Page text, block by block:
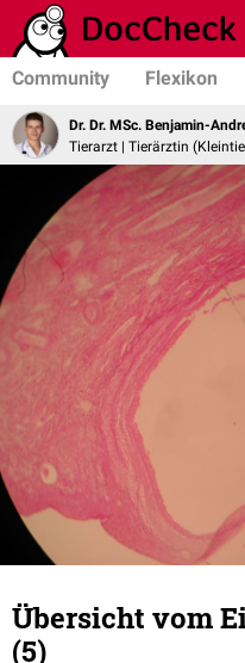
Community Flexikon
Dr. Dr. MSc. Benjamin-
Tierarzt | Tierärztin
Übersicht vom
(5)